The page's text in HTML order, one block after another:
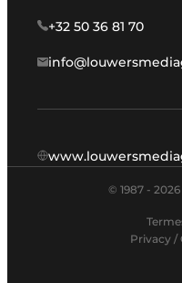
+32 50 36 81 70
© 1987 -
Privacy /